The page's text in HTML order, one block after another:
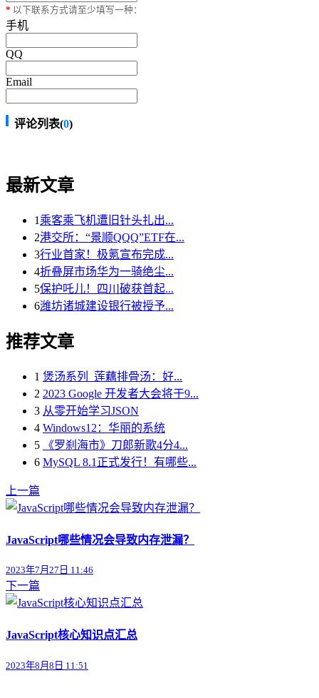
* 以下联系方式请至少填写一种：
手机
QQ
Email
评论列表(0)
最新文章
1 乘客乘飞机遭旧针头扎出...
2港交所：“景顺QQQ”ETF在...
3行业首家！极氪宣布完成...
4折叠屏市场华为一骑绝尘...
5保护吒儿！四川破获首起...
6潍坊诸城建设银行被授予...
推荐文章
1 煲汤系列_莲藕排骨汤：好...
2 2023 Google 开发者大会将于9...
3 从零开始学习JSON
4 Windows12：华丽的系统
5
《罗刹海市》刀郎新歌4分4...
6 MySQL 8.1正式发行！有哪些...
上一篇
JavaScript哪些情况会导致内存泄漏？
2023年7月27日 11:46
下一篇
JavaScript核心知识点汇总
2023年8月8日 11:51